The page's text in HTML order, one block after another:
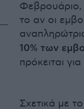
Φεβρουάριο,
το αν οι
10% των
πρόκειται
Σχετικά με